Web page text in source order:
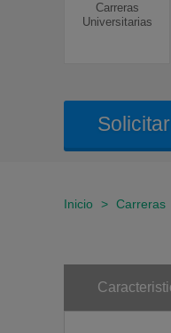
Carreras
Universitarias
Inicio > Carreras